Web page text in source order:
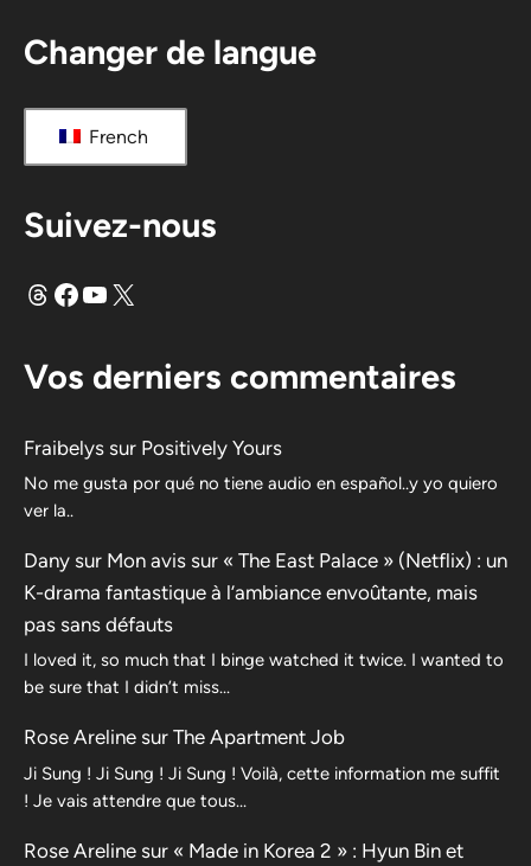
Changer de langue
French
Suivez-nous
FilsFacebook
YouTube
X
Vos derniers commentaires
Fraibelys sur Positively Yours
No me gusta por qué no tiene audio en español..y yo quiero
ver la..
Dany sur Mon avis sur « The East Palace » (Netflix) : un
K-drama fantastique à l’ambiance envoûtante, mais
pas sans défauts
I loved it, so much that I binge watched it twice. I wanted to
be sure that I didn’t miss…
Rose Areline sur The Apartment Job
Ji Sung ! Ji Sung ! Ji Sung ! Voilà, cette information me suffit
! Je vais attendre que tous…
Rose Areline sur « Made in Korea 2 » : Hyun Bin et